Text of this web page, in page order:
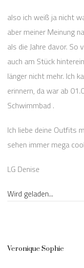
also ich weiß ja nicht
aber meiner Meinung
als die Jahre davor.
auch am Stück
länger nicht mehr. Ich
erinnern, da war ab
Schwimmbad .
Ich liebe deine Outfits
sehen immer mega
LG Denise
Wird geladen...
Veronique Sophie